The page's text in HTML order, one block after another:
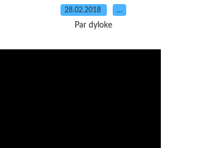
28.02.2018 …
Par dyloke